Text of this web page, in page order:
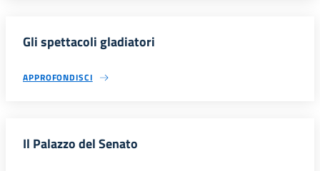
Gli spettacoli gladiatori
APPROFONDISCI
Il Palazzo del Senato